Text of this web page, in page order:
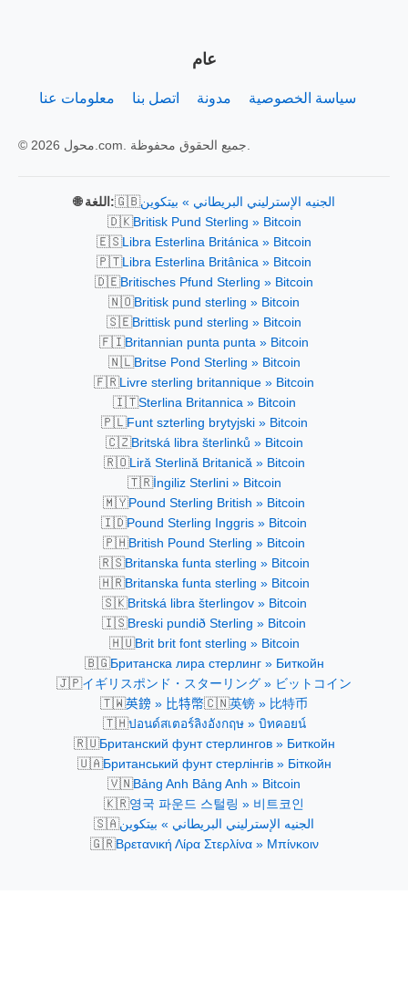
عام
معلومات عنا اتصل بنا مدونة سياسة الخصوصية
🌐 اللغة:🇬🇧الجنيه الإسترليني البريطاني » بيتكوين
🇩🇰Britisk Pund Sterling » Bitcoin
🇪🇸Libra Esterlina Británica » Bitcoin
🇵🇹Libra Esterlina Britânica » Bitcoin
🇩🇪Britisches Pfund Sterling » Bitcoin
🇳🇴Britisk pund sterling » Bitcoin
🇸🇪Brittisk pund sterling » Bitcoin
🇫🇮Britannian punta punta » Bitcoin
🇳🇱Britse Pond Sterling » Bitcoin
🇫🇷Livre sterling britannique » Bitcoin
🇮🇹Sterlina Britannica » Bitcoin
🇵🇱Funt szterling brytyjski » Bitcoin
🇨🇿Britská libra šterlinků » Bitcoin
🇷🇴Liră Sterlină Britanică » Bitcoin
🇹🇷İngiliz Sterlini » Bitcoin
🇲🇾Pound Sterling British » Bitcoin
🇮🇩Pound Sterling Inggris » Bitcoin
🇵🇭British Pound Sterling » Bitcoin
🇷🇸Britanska funta sterling » Bitcoin
🇭🇷Britanska funta sterling » Bitcoin
🇸🇰Britská libra šterlingov » Bitcoin
🇮🇸Breski pundið Sterling » Bitcoin
🇭🇺Brit brit font sterling » Bitcoin
🇧🇬Британска лира стерлинг » Биткойн
🇯🇵イギリスポンド・スターリング » ビットコイン
🇹🇼英鎊 » 比特幣🇨🇳英镑 » 比特币
🇹🇭ปอนด์สเตอร์ลิงอังกฤษ » บิทคอยน์
🇷🇺Британский фунт стерлингов » Биткойн
🇺🇦Британський фунт стерлінгів » Біткойн
🇻🇳Bảng Anh Bảng Anh » Bitcoin
🇰🇷영국 파운드 스털링 » 비트코인
🇸🇦الجنيه الإسترليني البريطاني » بيتكوين
🇬🇷Βρετανική Λίρα Στερλίνα » Μπίνκοιν